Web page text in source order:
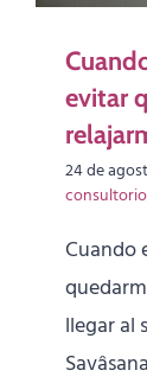
evitar
24 de
consultorio
Cuando
llegar al